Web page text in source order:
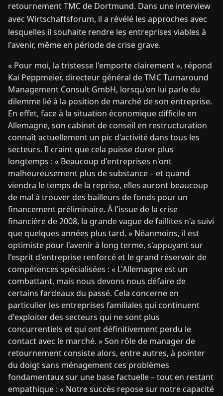
retournement TMC de Dortmund. Dans une interview
avec Wirtschaftsforum, il a révélé les approches avec
lesquelles il souhaite rendre les entreprises viables à
l'avenir, même en période de crise grave.
« Pour moi, la tristesse l'emporte clairement », répond
Kai Peppmeier, directeur général de TMC Turnaround
Management Consult GmbH, lorsqu'on lui parle du
dilemme lié à la position de marché de son entreprise.
En effet, face à la situation économique difficile en
Allemagne, son cabinet de conseil en restructuration
connaît actuellement un pic d'activité dans tous les
secteurs. Il craint que cela puisse durer plus
longtemps : « Beaucoup d'entreprises n'ont
malheureusement plus de substance – et quand
viendra le temps de la reprise, elles auront beaucoup
de mal à trouver des bailleurs de fonds pour un
financement préliminaire. À l'issue de la crise
financière de 2008, la grande vague de faillites n'a suivi
que quelques années plus tard. » Néanmoins, il est
optimiste pour l'avenir à long terme, s'appuyant sur
l'esprit d'entreprise renforcé et le grand réservoir de
compétences spécialisées : « L'Allemagne est un
combattant, mais nous devons nous défaire de
certains fardeaux du passé. Cela concerne en
particulier les entreprises familiales qui continuent
d'exploiter des secteurs qui ne sont plus
concurrentiels et qui ont définitivement perdu le
contact avec le marché. » Son rôle de manager de
retournement consiste alors, entre autres, à pointer
du doigt sans ménagement ces problèmes
fondamentaux sur une base factuelle – tout en restant
empathique : « Notre succès repose sur notre capacité